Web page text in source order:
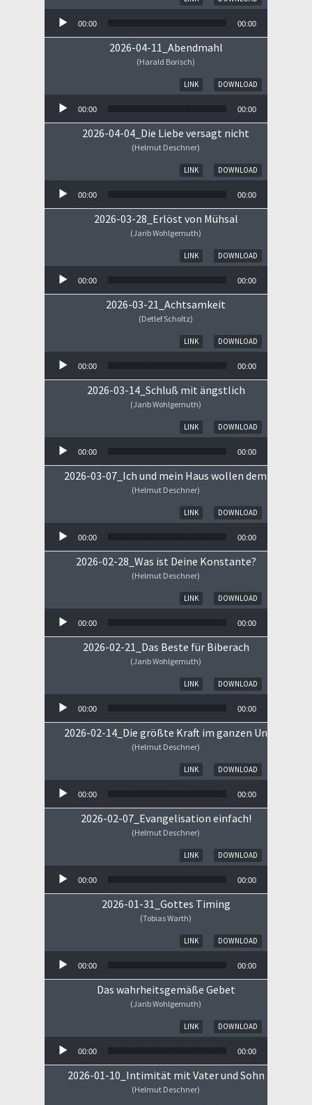
00:00 00:00
2026-04-11_Abendmahl
(Harald Borisch)
DOWNLOAD
LINK
00:00 00:00
2026-04-04_Die Liebe versagt nicht
(Helmut Deschner)
DOWNLOAD
LINK
00:00 00:00
2026-03-28_Erlöst von Mühsal
(Jarib Wohlgemuth)
DOWNLOAD
LINK
00:00 00:00
2026-03-21_Achtsamkeit
(Detlef Scholtz)
DOWNLOAD
LINK
00:00 00:00
2026-03-14_Schluß mit ängstlich
(Jarib Wohlgemuth)
DOWNLOAD
LINK
00:00 00:00
2026-03-07_Ich und mein Haus wollen dem HERRN
(Helmut Deschner)
DOWNLOAD
LINK
00:00 00:00
2026-02-28_Was ist Deine Konstante?
(Helmut Deschner)
DOWNLOAD
LINK
00:00 00:00
2026-02-21_Das Beste für Biberach
(Jarib Wohlgemuth)
DOWNLOAD
LINK
00:00 00:00
2026-02-14_Die größte Kraft im ganzen Universum
(Helmut Deschner)
DOWNLOAD
LINK
00:00 00:00
2026-02-07_Evangelisation einfach!
(Helmut Deschner)
DOWNLOAD
LINK
00:00 00:00
2026-01-31_Gottes Timing
(Tobias Warth)
DOWNLOAD
LINK
00:00 00:00
Das wahrheitsgemäße Gebet
(Jarib Wohlgemuth)
DOWNLOAD
LINK
00:00 00:00
2026-01-10_Intimität mit Vater und Sohn
(Helmut Deschner)